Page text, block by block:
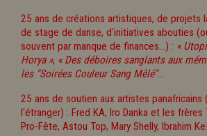
25 ans de créations artistiques, de projets
de stage de danse, d'initiatives abouties
souvent par manque de finances...) : «
Horya », « Des déboires sanglants aux
les "Soirées Couleur Sang Mêlé"...
25 ans de soutien aux artistes panafricains
l'étranger) : Fred KA, Iro Danka et les frères
Pro-Fête, Astou Top, Mary Shelly, Ibrahim